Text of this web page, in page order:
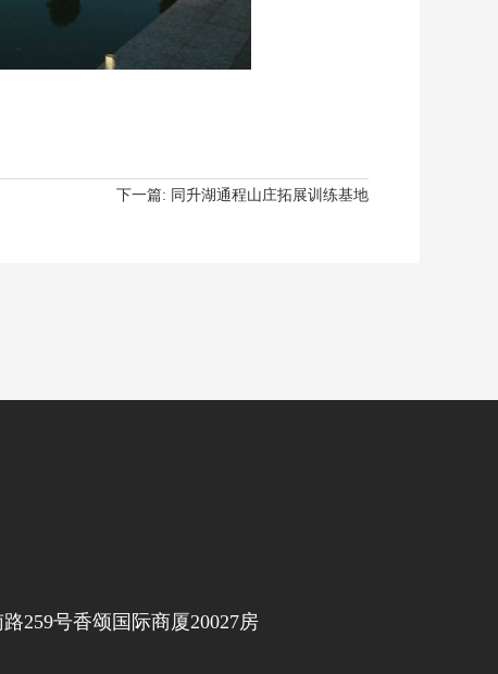
下一篇: 同升湖通程山庄拓展训练基地
259号香颂国际商厦20027房